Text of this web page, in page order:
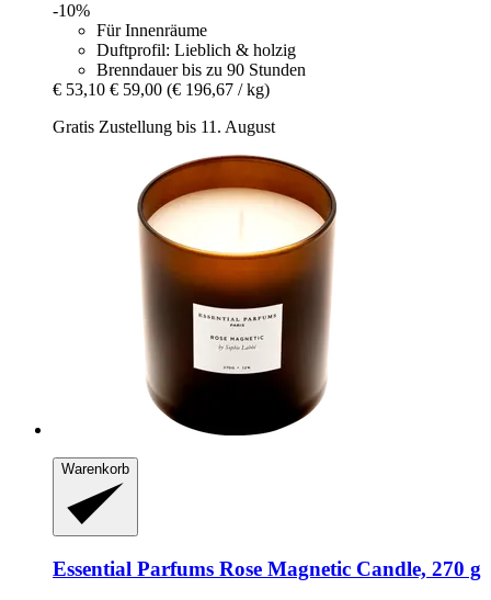
-10%
Für Innenräume
Duftprofil: Lieblich & holzig
Brenndauer bis zu 90 Stunden
€ 53,10 € 59,00 (€ 196,67 / kg)
Gratis Zustellung bis 11. August
Warenkorb
Essential Parfums Rose Magnetic Candle, 270 g